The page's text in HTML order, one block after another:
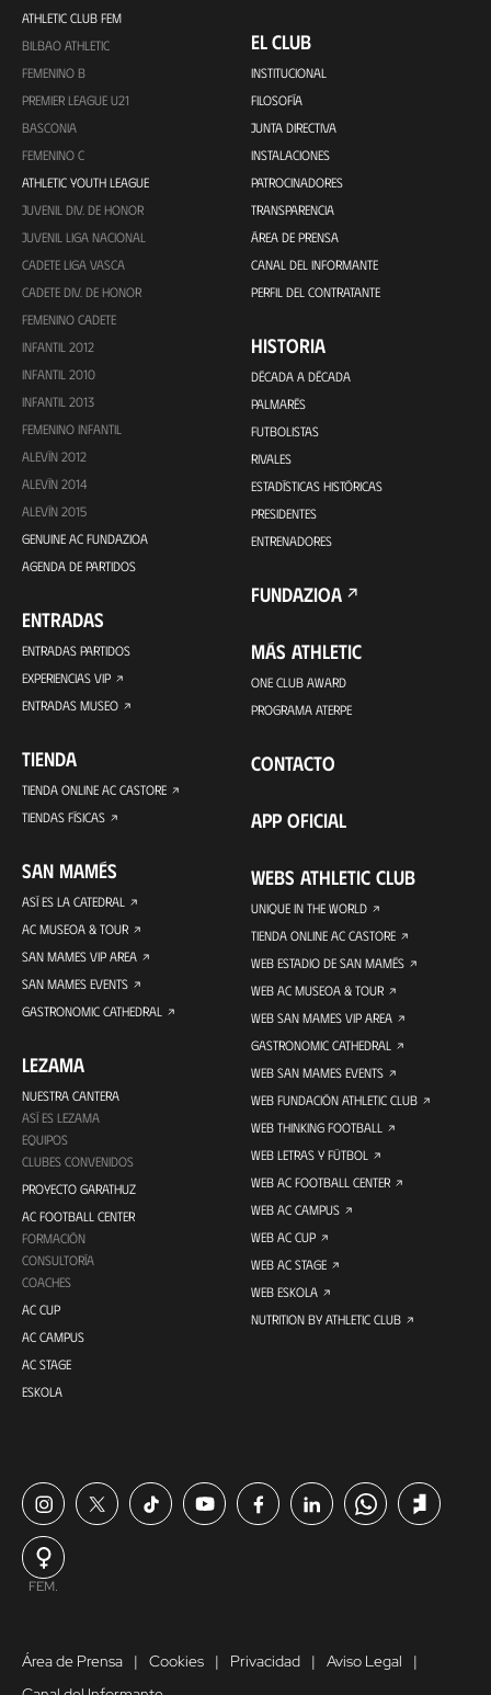
ATHLETIC CLUB FEM
BILBAO ATHLETIC
FEMENINO B
PREMIER LEAGUE U21
BASCONIA
FEMENINO C
ATHLETIC YOUTH LEAGUE
JUVENIL DIV. DE HONOR
JUVENIL LIGA NACIONAL
CADETE LIGA VASCA
CADETE DIV. DE HONOR
FEMENINO CADETE
INFANTIL 2012
INFANTIL 2010
INFANTIL 2013
FEMENINO INFANTIL
ALEVÍN 2012
ALEVÍN 2014
ALEVÍN 2015
GENUINE AC FUNDAZIOA
AGENDA DE PARTIDOS
ENTRADAS
ENTRADAS PARTIDOS
EXPERIENCIAS VIP
ENTRADAS MUSEO
TIENDA
TIENDA ONLINE AC CASTORE
TIENDAS FÍSICAS
SAN MAMÉS
ASÍ ES LA CATEDRAL
AC MUSEOA & TOUR
SAN MAMES VIP AREA
SAN MAMES EVENTS
GASTRONOMIC CATHEDRAL
LEZAMA
NUESTRA CANTERA
ASÍ ES LEZAMA
EQUIPOS
CLUBES CONVENIDOS
PROYECTO GARATHUZ
AC FOOTBALL CENTER
FORMACIÓN
CONSULTORÍA
COACHES
AC CUP
AC CAMPUS
AC STAGE
ESKOLA
EL CLUB
INSTITUCIONAL
FILOSOFÍA
JUNTA DIRECTIVA
INSTALACIONES
PATROCINADORES
TRANSPARENCIA
ÁREA DE PRENSA
CANAL DEL INFORMANTE
PERFIL DEL CONTRATANTE
HISTORIA
DÉCADA A DÉCADA
PALMARÉS
FUTBOLISTAS
RIVALES
ESTADÍSTICAS HISTÓRICAS
PRESIDENTES
ENTRENADORES
FUNDAZIOA
MÁS ATHLETIC
ONE CLUB AWARD
PROGRAMA ATERPE
CONTACTO
APP OFICIAL
WEBS ATHLETIC CLUB
UNIQUE IN THE WORLD
TIENDA ONLINE AC CASTORE
WEB ESTADIO DE SAN MAMÉS
WEB AC MUSEOA & TOUR
WEB SAN MAMES VIP AREA
GASTRONOMIC CATHEDRAL
WEB SAN MAMES EVENTS
WEB FUNDACIÓN ATHLETIC CLUB
WEB THINKING FOOTBALL
WEB LETRAS Y FÚTBOL
WEB AC FOOTBALL CENTER
WEB AC CAMPUS
WEB AC CUP
WEB AC STAGE
WEB ESKOLA
NUTRITION BY ATHLETIC CLUB
FEM.
Área de Prensa Cookies Privacidad
Aviso Legal